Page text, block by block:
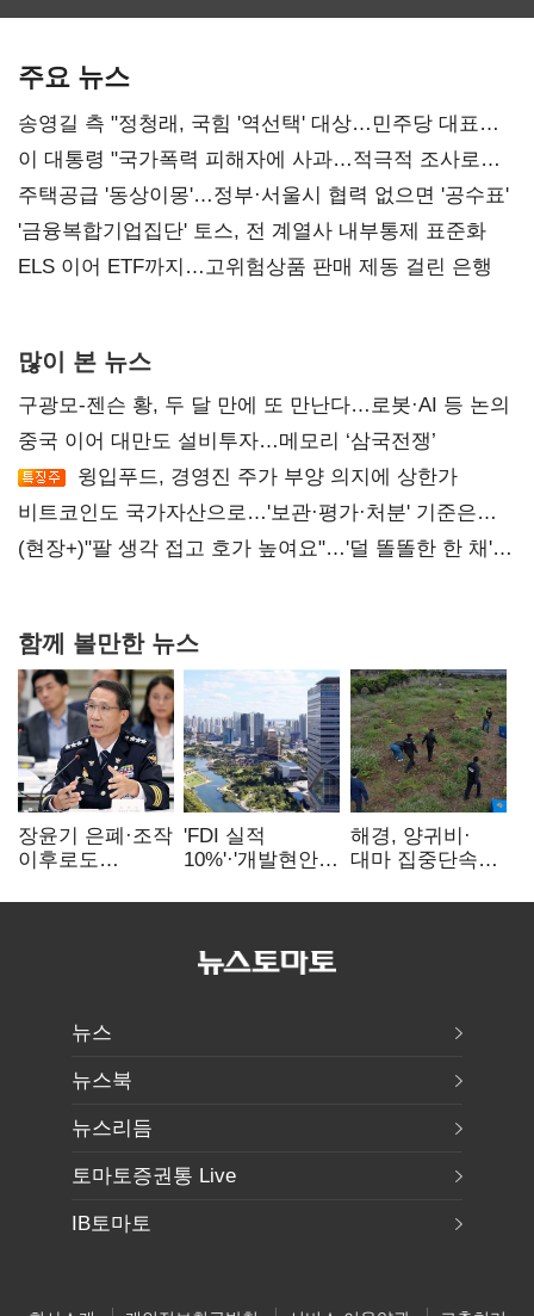
주요 뉴스
송영길 측 "정청래, 국힘 '역선택' 대상…민주당 대표로
총선 지휘 못해"
이 대통령 "국가폭력 피해자에 사과…적극적 조사로
진실 밝혀야"
주택공급 '동상이몽'…정부·서울시 협력 없으면 '공수표'
'금융복합기업집단' 토스, 전 계열사 내부통제 표준화
ELS 이어 ETF까지…고위험상품 판매 제동 걸린 은행
많이 본 뉴스
구광모-젠슨 황, 두 달 만에 또 만난다…로봇·AI 등 논의
중국 이어 대만도 설비투자…메모리 ‘삼국전쟁’
윙입푸드, 경영진 주가 부양 의지에 상한가
비트코인도 국가자산으로…'보관·평가·처분' 기준은
숙제
(현장+)"팔 생각 접고 호가 높여요"…'덜 똘똘한 한 채'
함께 볼만한 뉴스
장윤기 은폐·조작
이후로도
내부비위…경찰
'FDI 실적
10%'·'개발현안
인천경제청장
해경, 양귀비·
대마 집중단속…
249명 검거
뉴스
뉴스북
뉴스리듬
토마토증권통 Live
IB토마토